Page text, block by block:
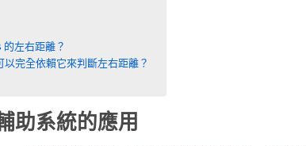
左右距離？
完全依賴它來判斷左右距離？
助系統的應用